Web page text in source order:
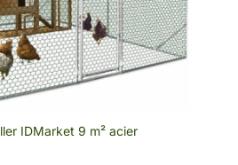
la lumière solaire
excessive et
maintient une
température
ambiante
extérieur pour lapins
IDMarket 9 m² acier